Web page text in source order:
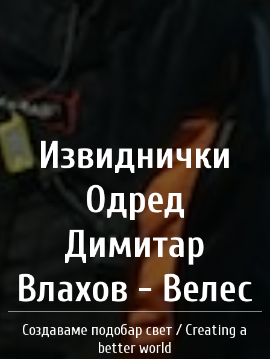
Извиднички
Одред
Димитар
Влахов - Велес
Создаваме подобар свет / Creating a
better world